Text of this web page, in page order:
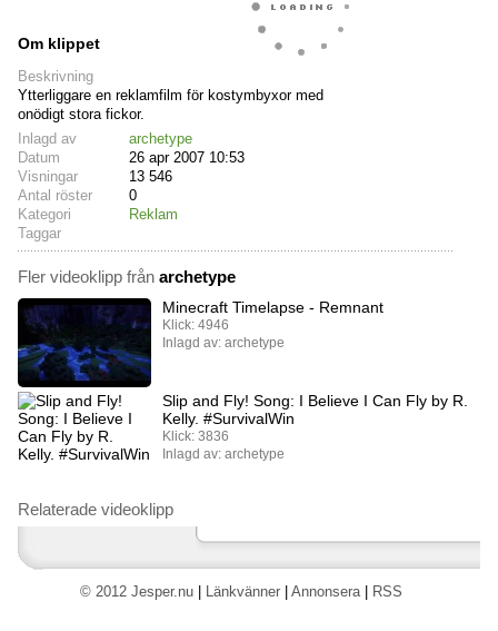
Om klippet
Beskrivning
Ytterliggare en reklamfilm för kostymbyxor med
onödigt stora fickor.
Inlagd av
archetype
Datum
26 apr 2007 10:53
Visningar
13 546
Antal röster
0
Kategori
Reklam
Taggar
Fler videoklipp från archetype
Minecraft Timelapse - Remnant
Klick: 4946
Inlagd av: archetype
Slip and Fly! Song: I Believe I Can Fly by R.
Kelly. #SurvivalWin
Klick: 3836
Inlagd av: archetype
Relaterade videoklipp
© 2012 Jesper.nu| Länkvänner| Annonsera| RSS